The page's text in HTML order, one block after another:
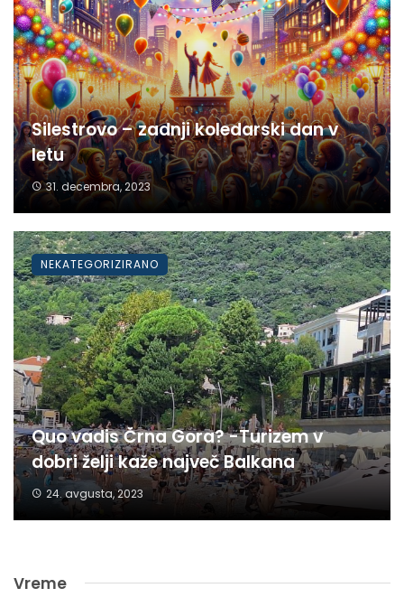
Silestrovo – zadnji koledarski dan v
letu
31. decembra, 2023
Quo vadis Črna Gora? -Turizem v
dobri želji kaže največ Balkana
24. avgusta, 2023
NEKATEGORIZIRANO
Vreme